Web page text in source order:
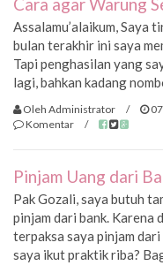
Cara agar Warung
Assalamu’alaikum, Saya
bulan terakhir ini saya
Tapi penghasilan yang
lagi, bahkan kadang
Oleh Administrator / 07
Komentar
/
Pinjam Uang dari
Pak Gozali, saya butuh
pinjam dari bank. Karena
terpaksa saya pinjam
saya ikut praktik riba?